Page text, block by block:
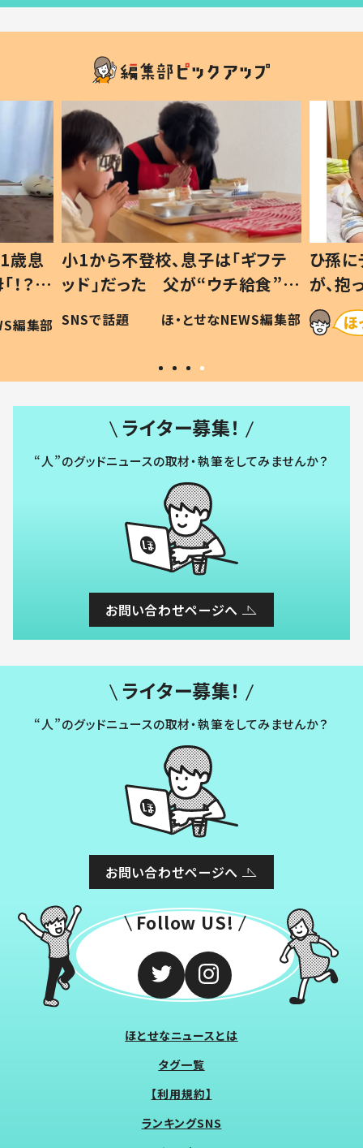
歳息
？」
編集部
小1から不登校、息子は「ギフテ
ッド」だった 父が“ウチ給食”を
作り続ける理由とは #令和の親
#令和の子
SNSで話題 ほ・とせなNEWS編集部
ひ孫
が、
「涙が
い」
ライター募集！
“人”のグッドニュースの取材・執筆をしてみませんか？
お問い合わせページへ
ライター募集！
“人”のグッドニュースの取材・執筆をしてみませんか？
お問い合わせページへ
Follow US!
ほとせなニュースとは
タグ一覧
【利用規約】
ランキングSNS